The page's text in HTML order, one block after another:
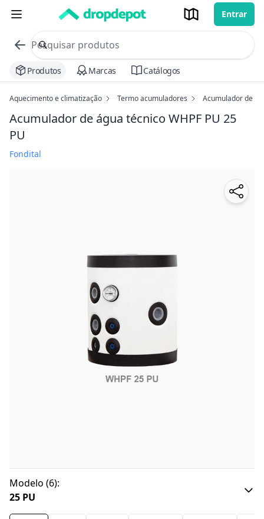
Entrar
commerce search no header
Procurar
Produtos Marcas Catálogos
Aquecimento e climatização Termo acumuladores Acumulador de
Acumulador de água técnico WHPF PU 25
PU
Fondital
Modelo (6):
25 PU